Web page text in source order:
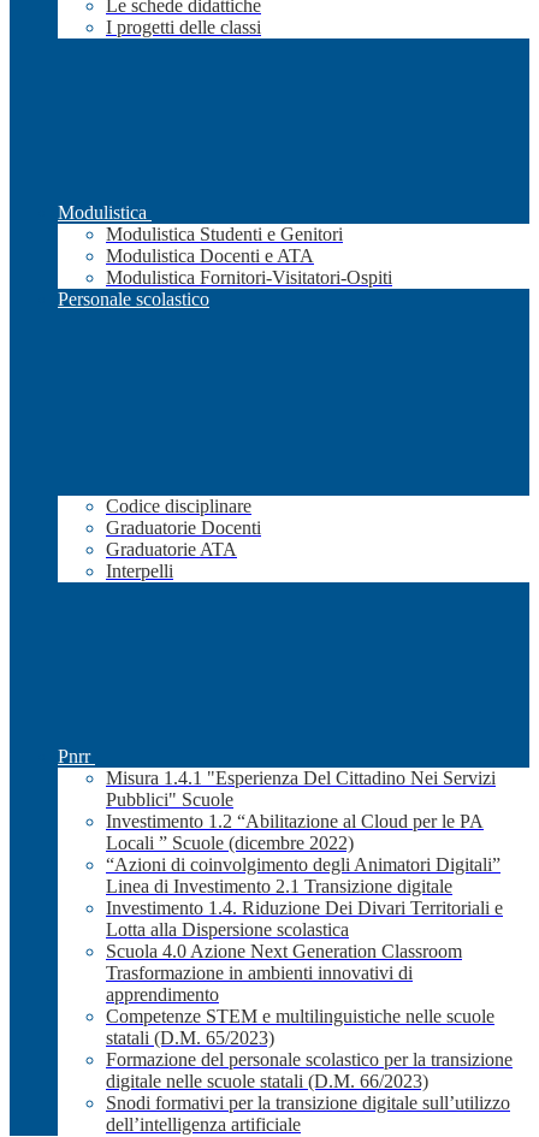
Le schede didattiche
I progetti delle classi
Modulistica
Modulistica Studenti e Genitori
Modulistica Docenti e ATA
Modulistica Fornitori-Visitatori-Ospiti
Personale scolastico
Codice disciplinare
Graduatorie Docenti
Graduatorie ATA
Interpelli
Pnrr
Misura 1.4.1 "Esperienza Del Cittadino Nei Servizi
Pubblici" Scuole
Investimento 1.2 “Abilitazione al Cloud per le PA
Locali ” Scuole (dicembre 2022)
“Azioni di coinvolgimento degli Animatori Digitali”
Linea di Investimento 2.1 Transizione digitale
Investimento 1.4. Riduzione Dei Divari Territoriali e
Lotta alla Dispersione scolastica
Scuola 4.0 Azione Next Generation Classroom
Trasformazione in ambienti innovativi di
apprendimento
Competenze STEM e multilinguistiche nelle scuole
statali (D.M. 65/2023)
Formazione del personale scolastico per la transizione
digitale nelle scuole statali (D.M. 66/2023)
Snodi formativi per la transizione digitale sull’utilizzo
dell’intelligenza artificiale